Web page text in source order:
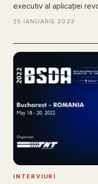
executiv al aplicației
25 IANUARIE 2023
INTERVIURI